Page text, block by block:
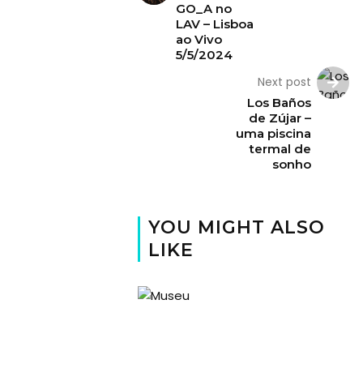
GO_A no
LAV – Lisboa
ao Vivo
5/5/2024
Next post
Los Baños
de Zújar –
uma piscina
termal de
sonho
YOU MIGHT ALSO
LIKE